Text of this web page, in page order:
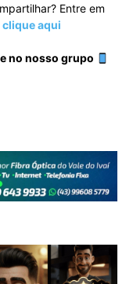
Entre em
clique aqui
no nosso grupo